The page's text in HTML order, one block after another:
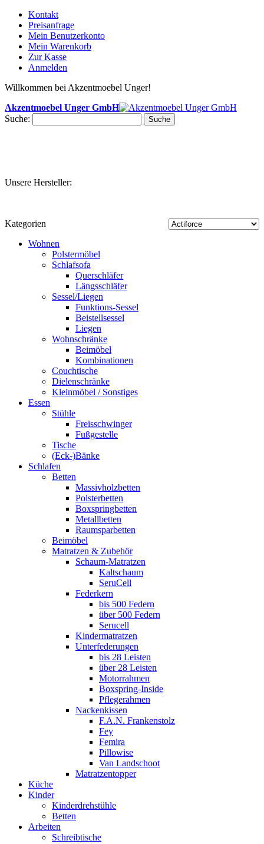
Kontakt
Preisanfrage
Mein Benutzerkonto
Mein Warenkorb
Zur Kasse
Anmelden
Willkommen bei Akzentmoebel Unger!
Akzentmoebel Unger GmbH
Suche:
Suche
Unsere Hersteller:
Kategorien
Wohnen
Polstermöbel
Schlafsofa
Querschläfer
Längsschläfer
Sessel/Liegen
Funktions-Sessel
Beistellsessel
Liegen
Wohnschränke
Beimöbel
Kombinationen
Couchtische
Dielenschränke
Kleinmöbel / Sonstiges
Essen
Stühle
Freisschwinger
Fußgestelle
Tische
(Eck-)Bänke
Schlafen
Betten
Massivholzbetten
Polsterbetten
Boxspringbetten
Metallbetten
Raumsparbetten
Beimöbel
Matratzen & Zubehör
Schaum-Matratzen
Kaltschaum
SeruCell
Federkern
bis 500 Federn
über 500 Federn
Serucell
Kindermatratzen
Unterfederungen
bis 28 Leisten
über 28 Leisten
Motorrahmen
Boxspring-Inside
Pflegerahmen
Nackenkissen
F.A.N. Frankenstolz
Fey
Femira
Pillowise
Van Landschoot
Matratzentopper
Küche
Kinder
Kinderdrehstühle
Betten
Arbeiten
Schreibtische